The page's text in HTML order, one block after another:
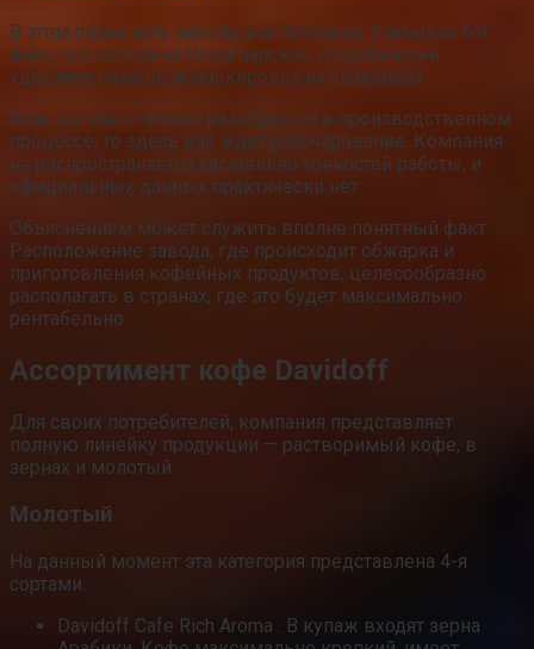
В этом плане есть небольшая путаница. Учитывая тот
факт, что компания Швейцарская, потребителей
удивляет немецкая маркировка на упаковках.
Если вы попытаетесь разобраться в производственном
процессе, то здесь вас ждет разочарование. Компания
не распространяется касательно тонкостей работы, и
официальных данных практически нет.
Объяснением может служить вполне понятный факт.
Расположение завода, где происходит обжарка и
приготовления кофейных продуктов, целесообразно
располагать в странах, где это будет максимально
рентабельно.
Ассортимент кофе Davidoff
Для своих потребителей, компания представляет
полную линейку продукции — растворимый кофе, в
зернах и молотый.
Молотый
На данный момент эта категория представлена 4-я
сортами.
Davidoff Cafe Rich Aroma . В купаж входят зерна